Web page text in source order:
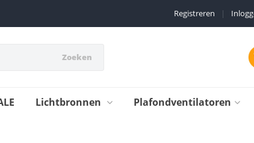
|
Registreren
Zoeken
Lichtbronnen Plafondventilatoren